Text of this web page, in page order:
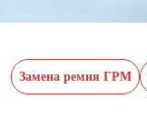
Замена ремня ГРМ